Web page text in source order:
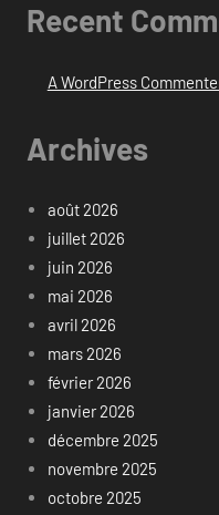
Recent
A WordPress
Archives
août 2026
juillet 2026
juin 2026
mai 2026
avril 2026
mars 2026
février 2026
janvier 2026
décembre 2025
novembre 2025
octobre 2025